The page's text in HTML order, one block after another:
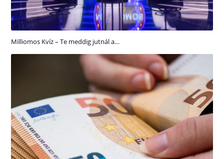
Milliomos Kvíz – Te meddig jutnál a…